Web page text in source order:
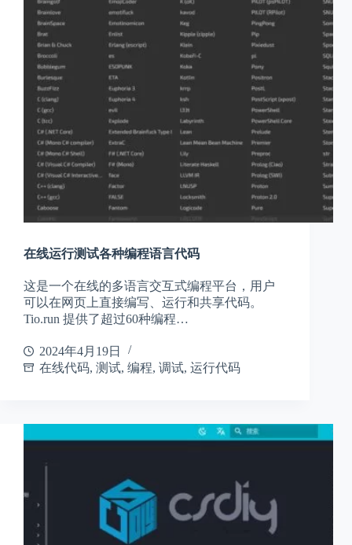
在线运行测试各种编程语言代码
这是一个在线的多语言交互式编程平台，用户
可以在网页上直接编写、运行和共享代码。
Tio.run 提供了超过60种编程…
2024年4月19日
在线代码, 测试, 编程, 调试, 运行代码